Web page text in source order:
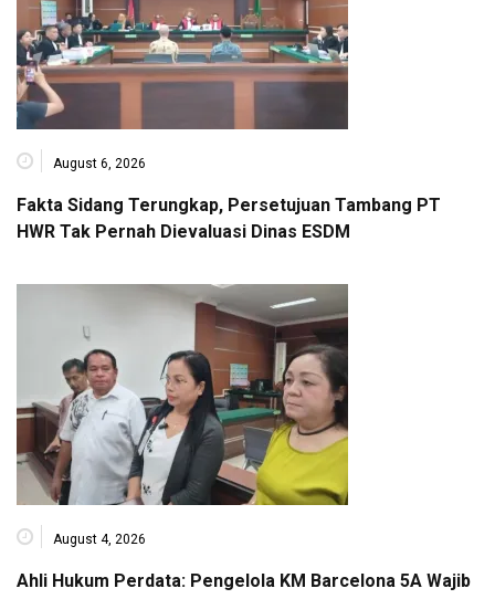
August 6, 2026
Fakta Sidang Terungkap, Persetujuan Tambang PT
HWR Tak Pernah Dievaluasi Dinas ESDM
August 4, 2026
Ahli Hukum Perdata: Pengelola KM Barcelona 5A Wajib